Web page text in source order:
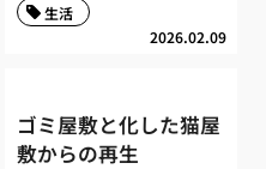
2026.02.09
生活
ゴミ屋敷と化した猫屋
敷からの再生